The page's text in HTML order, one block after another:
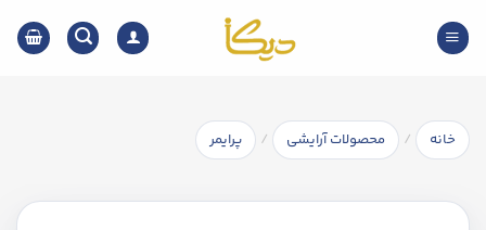
content
خانه / محصولات آرایشی / پرایمر